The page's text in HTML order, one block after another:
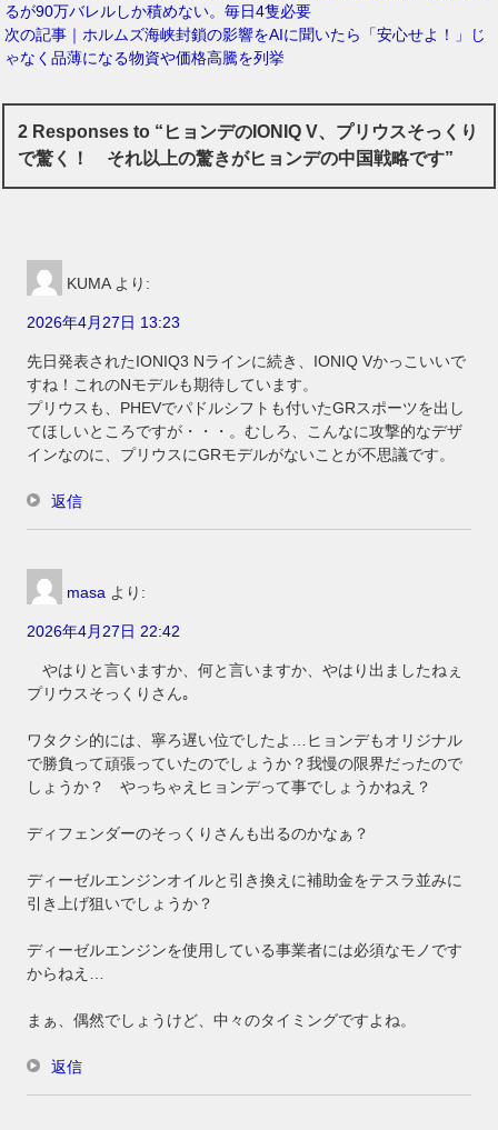
るが90万バレルしか積めない。毎日4隻必要
次の記事｜ホルムズ海峡封鎖の影響をAIに聞いたら「安心せよ！」じ
ゃなく品薄になる物資や価格高騰を列挙
2 Responses to “ヒョンデのIONIQ V、プリウスそっくり
で驚く！ それ以上の驚きがヒョンデの中国戦略です”
KUMA より:
2026年4月27日 13:23
先日発表されたIONIQ3 Nラインに続き、IONIQ Vかっこいいで
すね！これのNモデルも期待しています。
プリウスも、PHEVでパドルシフトも付いたGRスポーツを出し
てほしいところですが・・・。むしろ、こんなに攻撃的なデザ
インなのに、プリウスにGRモデルがないことが不思議です。
返信
masa より:
2026年4月27日 22:42
やはりと言いますか、何と言いますか、やはり出ましたねぇ
プリウスそっくりさん｡
ワタクシ的には、寧ろ遅い位でしたよ…ヒョンデもオリジナル
で勝負って頑張っていたのでしょうか？我慢の限界だったので
しょうか？ やっちゃえヒョンデって事でしょうかねえ？
ディフェンダーのそっくりさんも出るのかなぁ？
ディーゼルエンジンオイルと引き換えに補助金をテスラ並みに
引き上げ狙いでしょうか？
ディーゼルエンジンを使用している事業者には必須なモノです
からねえ…
まぁ、偶然でしょうけど、中々のタイミングですよね。
返信